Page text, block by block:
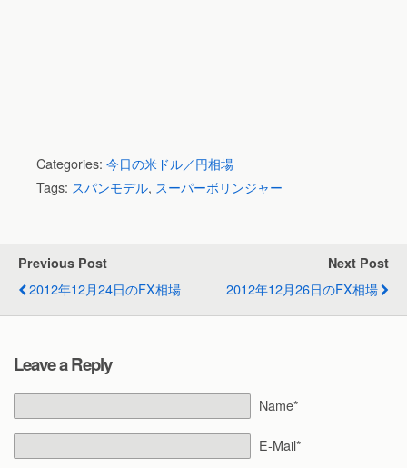
Categories: 今日の米ドル／円相場
Tags: スパンモデル, スーパーボリンジャー
Previous Post
2012年12月24日のFX相場
Next Post
2012年12月26日のFX相場
Leave a Reply
Name*
E-Mail*